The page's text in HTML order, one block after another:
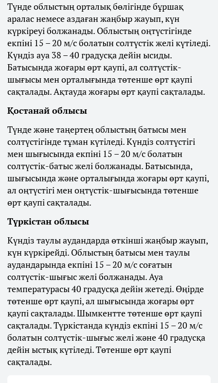
Түнде облыстың орталық бөлігінде бұршақ
аралас немесе аздаған жаңбыр жауып, күн
күркіреуі болжанады. Облыстың оңтүстігінде
екпіні 15 – 20 м/с болатын солтүстік желі күтіледі.
Күндіз ауа 38 – 40 градусқа дейін ысиды.
Батысында жоғары өрт қаупі, ал солтүстік-
шығысы мен орталығында төтенше өрт қаупі
сақталады. Ақтауда жоғары өрт қаупі сақталады.
Қостанай облысы
Түнде және таңертең облыстың батысы мен
солтүстігінде тұман күтіледі. Күндіз солтүстігі
мен шығысында екпіні 15 – 20 м/с болатын
солтүстік-батыс желі болжанады. Батысында,
шығысында және орталығында жоғары өрт қаупі,
ал оңтүстігі мен оңтүстік-шығысында төтенше
өрт қаупі сақталады.
Түркістан облысы
Күндіз таулы аудандарда өткінші жаңбыр жауып,
күн күркірейді. Облыстың батысы мен таулы
аудандарында екпіні 15 – 20 м/с соғатын
солтүстік-шығыс желі болжанады. Ауа
температурасы 40 градусқа дейін жетеді. Өңірде
төтенше өрт қаупі, ал шығысында жоғары өрт
қаупі сақталады. Шымкентте төтенше өрт қаупі
сақталады. Түркістанда күндіз екпіні 15 – 20 м/с
болатын солтүстік-шығыс желі және 40 градусқа
дейін ыстық күтіледі. Төтенше өрт қаупі
сақталады.